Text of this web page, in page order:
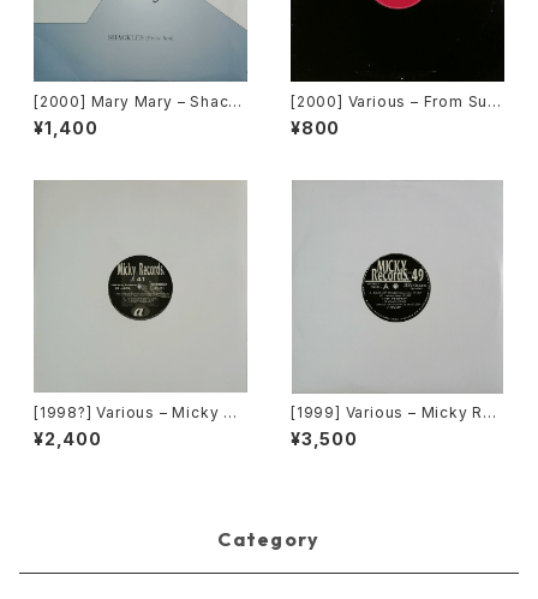
[2000] Mary Mary – Shackl
es (Praise You) [C2Record
s / Columbia]
¥1,400
[2000] Various – From Sup
er Dance Freak Vol. 83 / B
ack To The "Disco" ~私もD
¥800
[1998?] Various – Micky Re
cords Vol.41 [Micky Recor
ds.][PROMO]
¥2,400
[1999] Various – Micky Rec
ord Vol. 49 [Micky Record
s Inc.][PROMO]
¥3,500
Category